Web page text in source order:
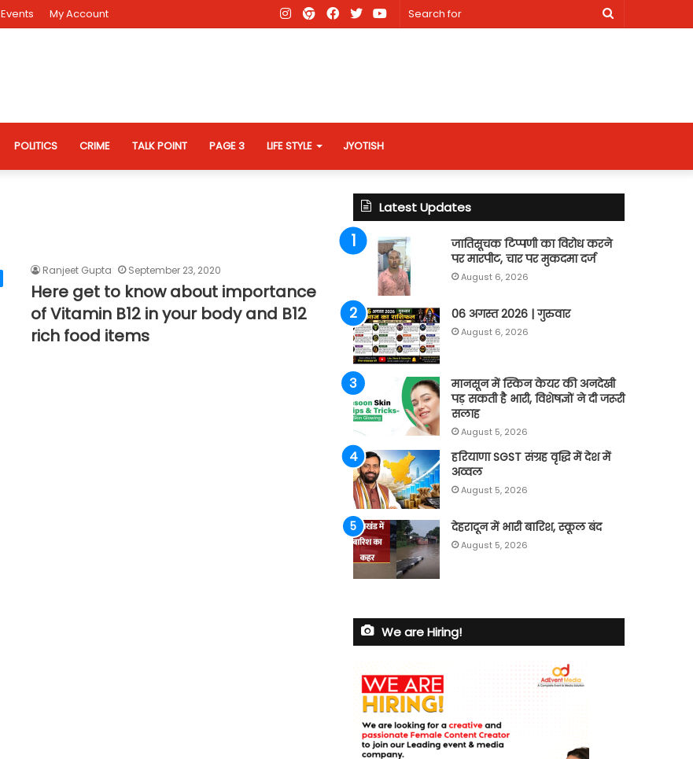
Events My Account
Search
Youtube
X
Facebook
AD
Instagram
POLITICS CRIME TALK POINT PAGE 3 LIFE STYLE JYOTISH
Ranjeet Gupta September 23, 2020
Here get to know about importance
of Vitamin B12 in your body and B12
rich food items
Latest Updates
जातिसूचक टिप्पणी का विरोध करने
पर मारपीट, चार पर मुकदमा दर्ज
August 6, 2026
06 अगस्त 2026 | गुरुवार
August 6, 2026
मानसून में स्किन केयर की अनदेखी
पड़ सकती है भारी, विशेषज्ञों ने दी जरूरी
सलाह
August 5, 2026
हरियाणा SGST संग्रह वृद्धि में देश में
अव्वल
August 5, 2026
देहरादून में भारी बारिश, स्कूल बंद
August 5, 2026
We are Hiring!